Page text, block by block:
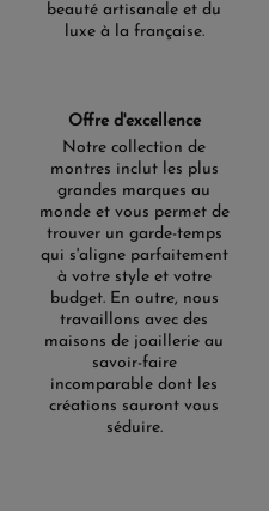
beauté artisanale et du
luxe à la française.
Offre d'excellence
Notre collection de
montres inclut les plus
grandes marques au
monde et vous permet de
trouver un garde-temps
qui s'aligne parfaitement
à votre style et votre
budget. En outre, nous
travaillons avec des
maisons de joaillerie au
savoir-faire
incomparable dont les
créations sauront vous
séduire.